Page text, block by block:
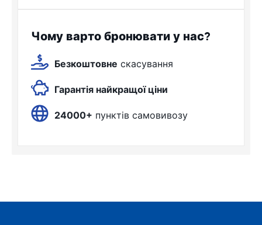
Чому варто бронювати у нас?
Безкоштовне скасування
Гарантія найкращої ціни
24000+ пунктів самовивозу